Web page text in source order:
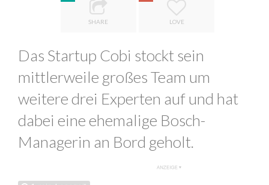
SHARE LOVE
Das Startup Cobi stockt sein
mittlerweile großes Team um
weitere drei Experten auf und hat
dabei eine ehemalige Bosch-
Managerin an Bord geholt.